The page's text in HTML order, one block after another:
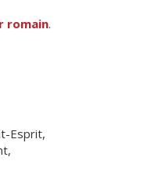
romain.
Esprit,